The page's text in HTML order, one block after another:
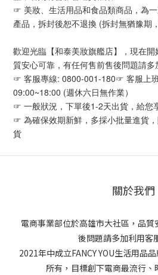
☞ 美妝、生活用品和食品類商品，為
產品，拆封後恕不退換 (拆封無猶豫期
歡迎光臨【和泰美妝旗艦店】，現在
質安心可靠，有任何售前售後問題請
☞ 客服專線: 0800-001-180☞ 客服上
09:00~18:00 (週休六日無作業）
☞ 一般狀況，下單後1-2天出貨，給您
☞ 為確保效期新鮮，多採小批量進貨
貨
關於我們
電商事業部位於高雄市大社區，品
後問題請多加利用客
2021年中成立FANCY YOU生活用品
所有，目標創下電商最流行、